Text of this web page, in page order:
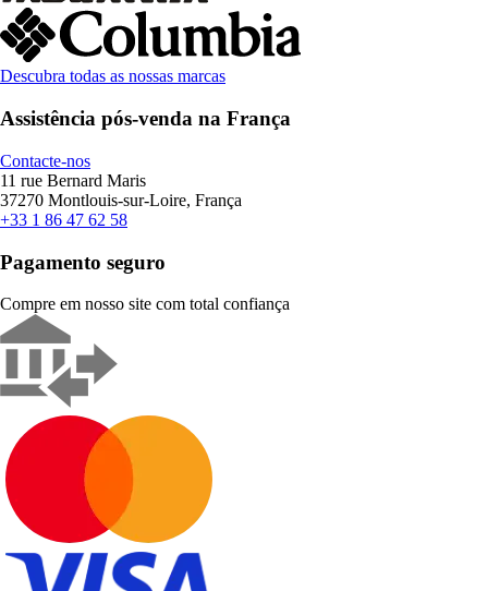
Descubra todas as nossas marcas
Assistência pós-venda na França
Contacte-nos
11 rue Bernard Maris
37270 Montlouis-sur-Loire, França
+33 1 86 47 62 58
Pagamento seguro
Compre em nosso site com total confiança